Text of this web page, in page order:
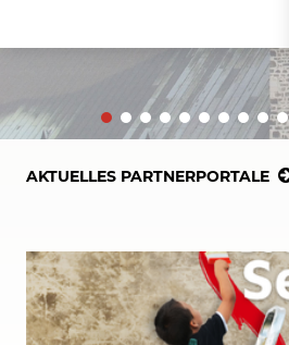
AKTUELLES PARTNERPORTALE